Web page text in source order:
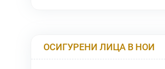
ОСИГУРЕНИ ЛИЦА В НОИ